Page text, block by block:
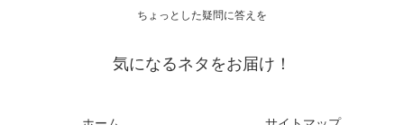
ちょっとした疑問に答えを
気になるネタをお届け！